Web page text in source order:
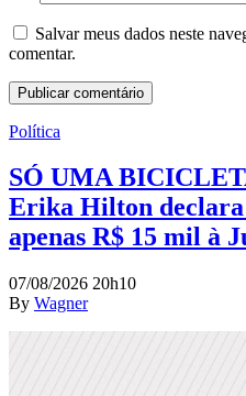
Salvar meus dados neste
comentar.
Política
SÓ UMA
Erika Hilton
apenas R$ 15 mil à
07/08/2026 20h10
By Wagner